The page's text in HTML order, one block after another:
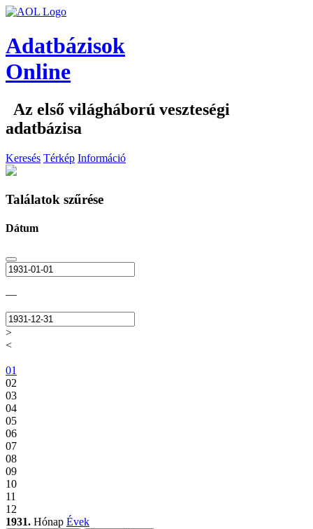
Adatbázisok
Online
Az első világháború veszteségi
adatbázisa
Keresés Térkép Információ
Találatok szűrése
Dátum
—
>
<
01
02
03
04
05
06
07
08
09
10
11
12
1931. Hónap Évek